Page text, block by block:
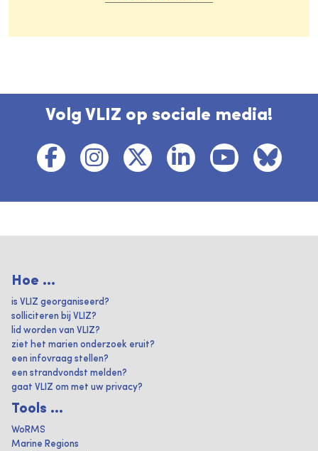
Volg VLIZ op sociale media!
Hoe ...
is VLIZ georganiseerd?
solliciteren bij VLIZ?
lid worden van VLIZ?
ziet het marien onderzoek eruit?
een infovraag stellen?
een strandvondst melden?
gaat VLIZ om met uw privacy?
Tools ...
WoRMS
Marine Regions